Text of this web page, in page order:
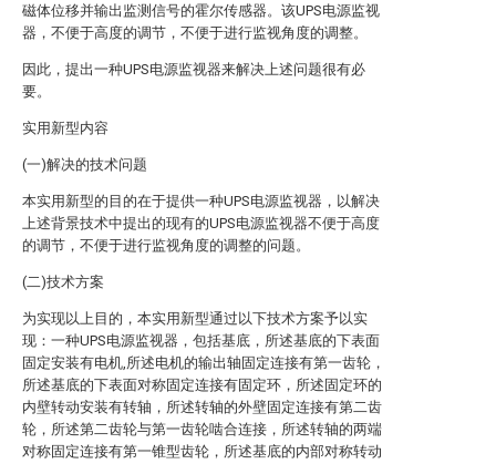
磁体位移并输出监测信号的霍尔传感器。该UPS电源监视
器，不便于高度的调节，不便于进行监视角度的调整。
因此，提出一种UPS电源监视器来解决上述问题很有必
要。
实用新型内容
(一)解决的技术问题
本实用新型的目的在于提供一种UPS电源监视器，以解决
上述背景技术中提出的现有的UPS电源监视器不便于高度
的调节，不便于进行监视角度的调整的问题。
(二)技术方案
为实现以上目的，本实用新型通过以下技术方案予以实
现：一种UPS电源监视器，包括基底，所述基底的下表面
固定安装有电机,所述电机的输出轴固定连接有第一齿轮，
所述基底的下表面对称固定连接有固定环，所述固定环的
内壁转动安装有转轴，所述转轴的外壁固定连接有第二齿
轮，所述第二齿轮与第一齿轮啮合连接，所述转轴的两端
对称固定连接有第一锥型齿轮，所述基底的内部对称转动